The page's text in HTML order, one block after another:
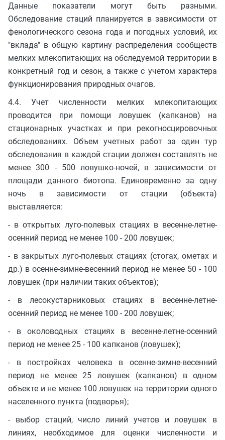
Данные показатели могут быть разными.
Обследование стаций планируется в зависимости от
фенологического сезона года и погодных условий, их
"вклада" в общую картину распределения сообществ
мелких млекопитающих на обследуемой территории в
конкретный год и сезон, а также с учетом характера
функционирования природных очагов.
4.4. Учет численности мелких млекопитающих
проводится при помощи ловушек (капканов) на
стационарных участках и при рекогносцировочных
обследованиях. Объем учетных работ за один тур
обследования в каждой стации должен составлять не
менее 300 - 500 ловушко-ночей, в зависимости от
площади данного биотопа. Единовременно за одну
ночь в зависимости от стации (объекта)
выставляется:
- в открытых луго-полевых стациях в весенне-летне-
осенний период не менее 100 - 200 ловушек;
- в закрытых луго-полевых стациях (стогах, ометах и
др.) в осенне-зимне-весенний период не менее 50 - 100
ловушек (при наличии таких объектов);
- в лесокустарниковых стациях в весенне-летне-
осенний период не менее 100 - 200 ловушек;
- в околоводных стациях в весенне-летне-осенний
период не менее 25 - 100 капканов (ловушек);
- в постройках человека в осенне-зимне-весенний
период не менее 25 ловушек (капканов) в одном
объекте и не менее 100 ловушек на территории одного
населенного пункта (подворья);
- выбор стаций, число линий учетов и ловушек в
линиях, необходимое для оценки численности и